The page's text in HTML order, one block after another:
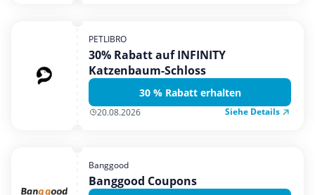
PETLIBRO
30% Rabatt auf INFINITY
Katzenbaum-Schloss
30 % Rabatt erhalten
20.08.2026 Siehe Details
Banggood
Banggood Coupons